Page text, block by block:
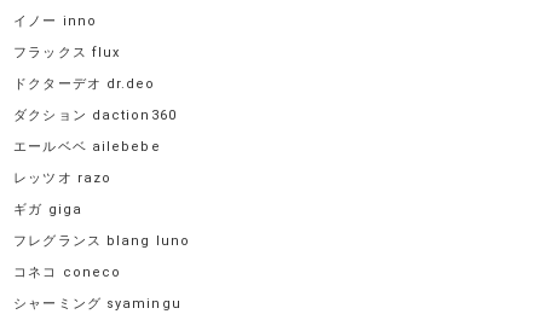
イノー inno
フラックス flux
ドクターデオ dr.deo
ダクション daction360
エールベベ ailebebe
レッツオ razo
ギガ giga
フレグランス blang luno
コネコ coneco
シャーミング syamingu